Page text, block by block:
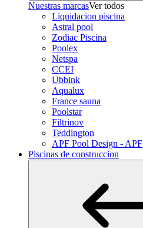
Nuestras marcasVer todos
Liquidacion piscina
Astral pool
Zodiac Piscina
Poolex
Netspa
CCEI
Ubbink
Aqualux
France sauna
Poolstar
Filtrinov
Teddington
APF Pool Design - APF
Piscinas de construccion